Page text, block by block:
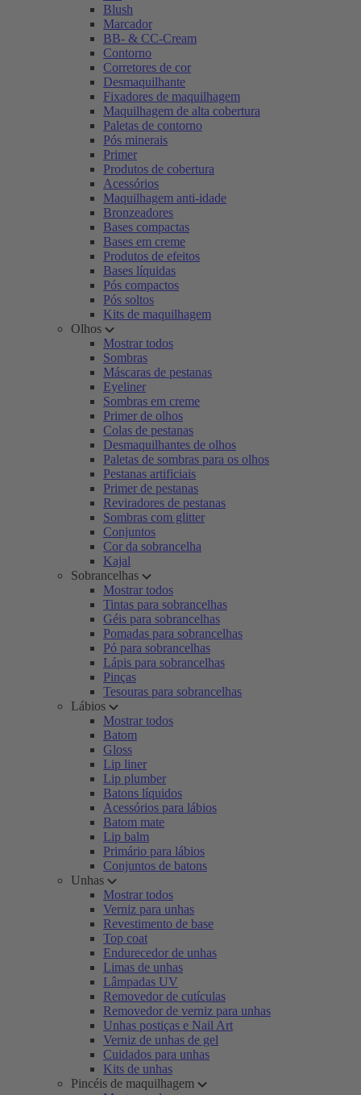
Blush
Marcador
BB- & CC-Cream
Contorno
Corretores de cor
Desmaquilhante
Fixadores de maquilhagem
Maquilhagem de alta cobertura
Paletas de contorno
Pós minerais
Primer
Produtos de cobertura
Acessórios
Maquilhagem anti-idade
Bronzeadores
Bases compactas
Bases em creme
Produtos de efeitos
Bases líquidas
Pós compactos
Pós soltos
Kits de maquilhagem
Olhos
Mostrar todos
Sombras
Máscaras de pestanas
Eyeliner
Sombras em creme
Primer de olhos
Colas de pestanas
Desmaquilhantes de olhos
Paletas de sombras para os olhos
Pestanas artificiais
Primer de pestanas
Reviradores de pestanas
Sombras com glitter
Conjuntos
Cor da sobrancelha
Kajal
Sobrancelhas
Mostrar todos
Tintas para sobrancelhas
Géis para sobrancelhas
Pomadas para sobrancelhas
Pó para sobrancelhas
Lápis para sobrancelhas
Pinças
Tesouras para sobrancelhas
Lábios
Mostrar todos
Batom
Gloss
Lip liner
Lip plumber
Batons líquidos
Acessórios para lábios
Batom mate
Lip balm
Primário para lábios
Conjuntos de batons
Unhas
Mostrar todos
Verniz para unhas
Revestimento de base
Top coat
Endurecedor de unhas
Limas de unhas
Lâmpadas UV
Removedor de cutículas
Removedor de verniz para unhas
Unhas postiças e Nail Art
Verniz de unhas de gel
Cuidados para unhas
Kits de unhas
Pincéis de maquilhagem